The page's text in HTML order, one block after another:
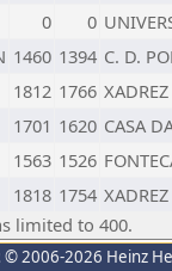
0 0
1460 1394 C. D.
1812 1766
1701 1620 CASA
1563 1526
1818 1754
limited to 400.
© 2006-2026 Heinz